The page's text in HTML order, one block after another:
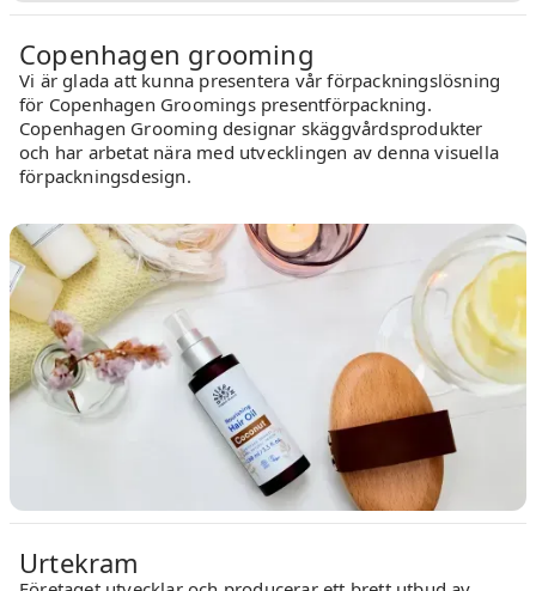
Copenhagen grooming
Vi är glada att kunna presentera vår förpackningslösning
för Copenhagen Groomings presentförpackning.
Copenhagen Grooming designar skäggvårdsprodukter
och har arbetat nära med utvecklingen av denna visuella
förpackningsdesign.
Urtekram